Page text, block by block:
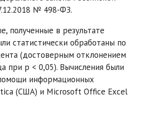
№ 498-ФЗ.
полученные в результате
статистически обработаны по
(достоверным отклонением
при р < 0,05). Вычисления были
информационных
(США) и Microsoft Office Excel